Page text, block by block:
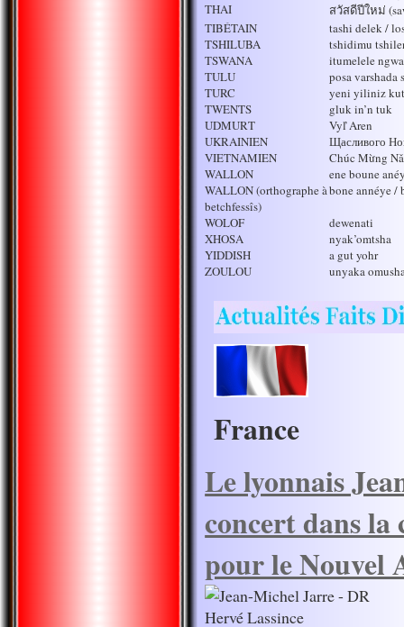
THAI
สวัสดีปีใหม่
TIBÉTAIN
tashi delek /
TSHILUBA
tshidimu
TSWANA
itumelele
TULU
posa varshada
TURC
yeni yiliniz
TWENTS
gluk in’n tuk
UDMURT
Vyľ Aren
UKRAINIEN
Щасливого
VIETNAMIEN
Chúc Mừng
WALLON
ene boune
WALLON (orthographe à
betchfessîs)
bone annéye /
WOLOF
dewenati
XHOSA
nyak’omtsha
YIDDISH
a gut yohr
ZOULOU
unyaka
France
Le lyonnais
concert dans
pour le Nouvel